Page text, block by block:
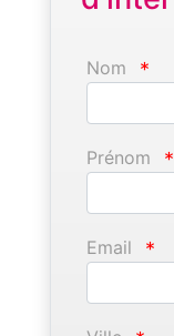
Nom *
Prénom *
Email *